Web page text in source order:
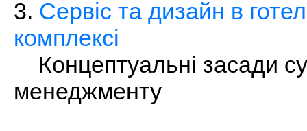
3. Сервіс та дизайн в
комплексі
Концептуальні засади
менеджменту